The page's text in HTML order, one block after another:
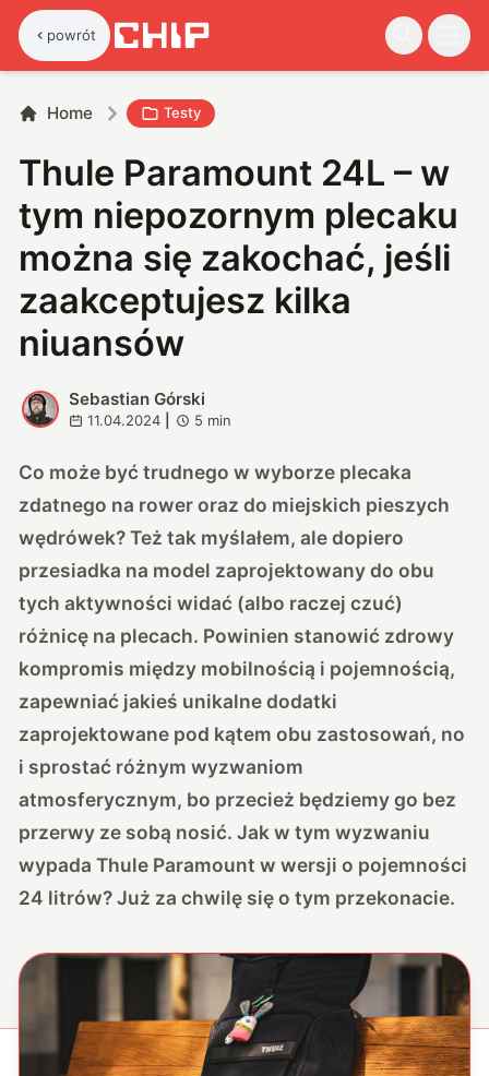
powrót
Home Testy
Thule Paramount 24L – w
tym niepozornym plecaku
można się zakochać, jeśli
zaakceptujesz kilka
niuansów
S
Sebastian Górski
11.04.2024 5 min
Co może być trudnego w wyborze plecaka
zdatnego na rower oraz do miejskich pieszych
wędrówek? Też tak myślałem, ale dopiero
przesiadka na model zaprojektowany do obu
tych aktywności widać (albo raczej czuć)
różnicę na plecach. Powinien stanowić zdrowy
kompromis między mobilnością i pojemnością,
zapewniać jakieś unikalne dodatki
zaprojektowane pod kątem obu zastosowań, no
i sprostać różnym wyzwaniom
atmosferycznym, bo przecież będziemy go bez
przerwy ze sobą nosić. Jak w tym wyzwaniu
wypada Thule Paramount w wersji o pojemności
24 litrów? Już za chwilę się o tym przekonacie.